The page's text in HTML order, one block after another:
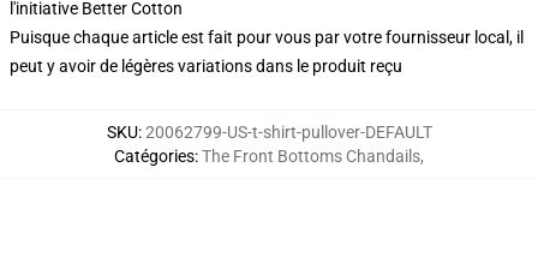
l'initiative Better Cotton
Puisque chaque article est fait pour vous par votre fournisseur local, il
peut y avoir de légères variations dans le produit reçu
SKU:20062799-US-t-shirt-pullover-DEFAULT
Catégories:The Front Bottoms Chandails,